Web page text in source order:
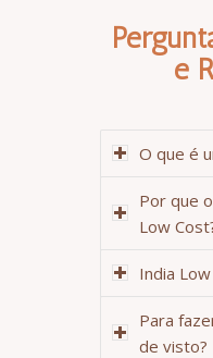
e
O que é
Por que
Low
India
Para
de visto?